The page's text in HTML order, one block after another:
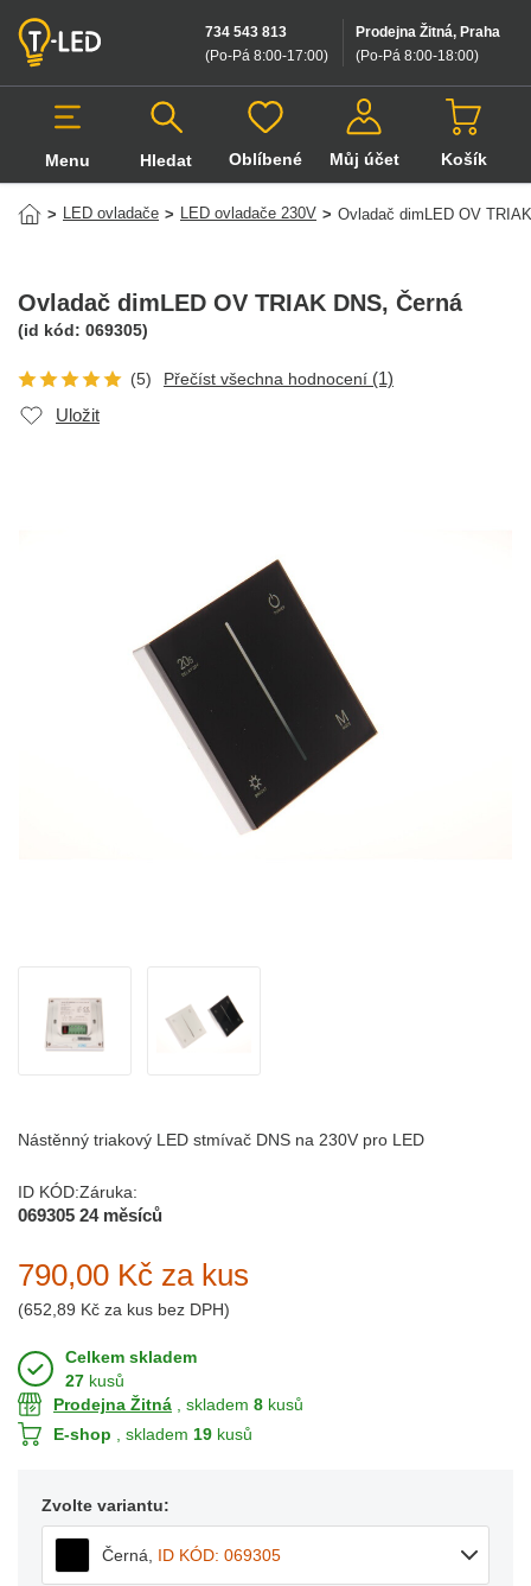
Prodejna Žitná, Praha
(Po-Pá 8:00-18:00)
734 543 813
(Po-Pá 8:00-17:00)
Menu Hledat
Hledat v produktech
Oblíbené Můj účet Košík
> LED ovladače > LED ovladače 230V > Ovladač dimLED OV
Ovladač dimLED OV TRIAK DNS, Černá
(id kód: 069305)
(5) Přečíst všechna hodnocení (1)
Uložit
Nástěnný triakový LED stmívač DNS na 230V pro LED
ID KÓD:
069305
Záruka:
24 měsíců
790,00 Kč za kus
(652,89 Kč za kus bez DPH)
Celkem skladem
27 kusů
Prodejna Žitná , skladem 8 kusů
E-shop , skladem 19 kusů
Zvolte variantu:
Černá, ID KÓD: 069305